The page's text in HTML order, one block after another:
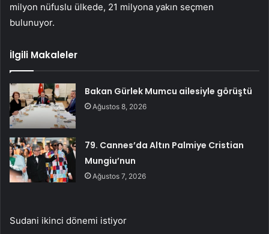
milyon nüfuslu ülkede, 21 milyona yakın seçmen
bulunuyor.
İlgili Makaleler
Bakan Gürlek Mumcu ailesiyle görüştü
Ağustos 8, 2026
79. Cannes’da Altın Palmiye Cristian
Mungiu’nun
Ağustos 7, 2026
Sudani ikinci dönemi istiyor